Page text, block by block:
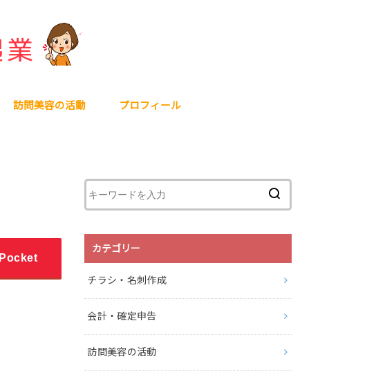
訪問美容の活動 プロフィール
Pocket
カテゴリー
チラシ・名刺作成
会計・確定申告
訪問美容の活動